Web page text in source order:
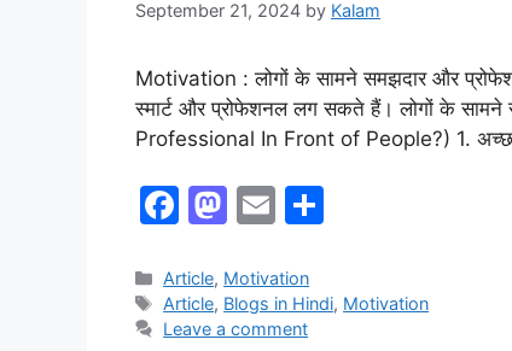
September 21, 2024 by Kalam
Motivation : लोगों के सामने समझदार और
स्मार्ट और प्रोफेशनल लग सकते हैं। लोगों के
Professional In Front of People?) 1.
F
c
e
M
st
o
E
ai
l
e
Article, Motivation
Article, Blogs in Hindi, ‏Motivation
Leave a comment